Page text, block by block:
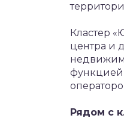
Кластер
центра и
функцией,
Рядом с